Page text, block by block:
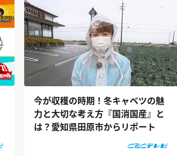
今が収穫の時期！冬キャベツの魅
力と大切な考え方『国消国産』と
は？愛知県田原市からリポート